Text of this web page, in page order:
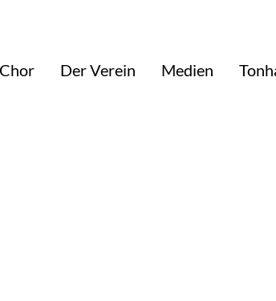
Der Verein Medien